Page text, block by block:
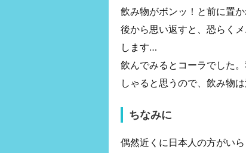
飲み物がボンッ！と前に置か
後から思い返すと、恐らく
します…
飲んでみるとコーラでした
しゃると思うので、飲み物
ちなみに
偶然近くに日本人の方がい